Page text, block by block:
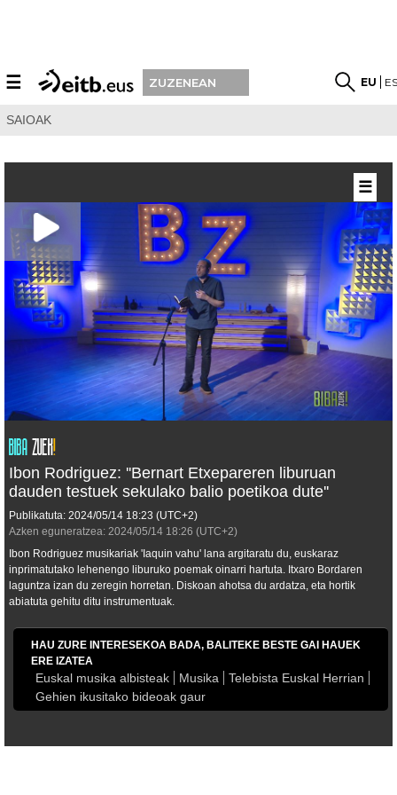
☰ ZUZENEAN EU
SAIOAK
Ibon Rodriguez: ''Bernart Etxepareren liburuan
dauden testuek sekulako balio poetikoa dute''
Publikatuta: 2024/05/14 18:23 (UTC+2)
Azken eguneratzea: 2024/05/14 18:26 (UTC+2)
Ibon Rodriguez musikariak ' Iaquin vahu' lana argitaratu du, euskaraz
inprimatutako lehenengo liburuko poemak oinarri hartuta. Itxaro Bordaren
laguntza izan du zeregin horretan. Diskoan ahotsa du ardatza, eta hortik
abiatuta gehitu ditu instrumentuak.
HAU ZURE INTERESEKOA BADA, BALITEKE BESTE GAI HAUEK
ERE IZATEA
Euskal musika albisteak Musika
Telebista Euskal Herrian
Gehien ikusitako bideoak gaur
☰